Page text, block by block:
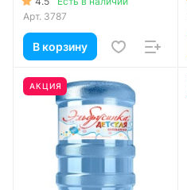
Арт. 3787
В корзину
АКЦИЯ